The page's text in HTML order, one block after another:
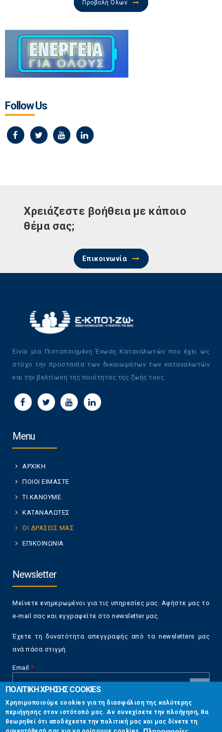
Προβολή Όλων
Follow Us
Χρειάζεστε βοήθεια με κάποιο
θέμα σας;
Επικοινωνία
Είναι μία Πιστοποιημένη Ένωση Καταναλωτών που έχει ως
στόχο την προστασία των δικαιωμάτων των καταναλωτών
και την βελτίωση της ποιότητας της ζωής τους.
Menu
ΑΡΧΙΚΗ
ΠΟΙΟΙ ΕΙΜΑΣΤΕ
ΤΙ ΚΑΝΟΥΜΕ
ΚΑΤΑΝΑΛΩΤΕΣ
ΟΙ ΔΡΑΣΕΙΣ ΜΑΣ
ΕΠΙΚΟΙΝΩΝΙΑ
Newsletter
Μείνετε ενημερωμένοι για τις υπηρεσίες μας. Αφήστε μας το
e-mail σας και εγγραφείτε στο newsletter μας.
Έχετε τη δυνατότητα απεγγραφής από τα newsletters μας
ανά πάσα στιγμή
Email *
CAPTCHA
This
question is
for testing
Επικοινωνία
ΠΟΛΙΤΙΚΗ ΧΡΗΣΗΣ COOKIES
Χρησιμοποιούμε cookies για τη διασφάλιση της καλύτερης
περιήγησης στον ιστότοπό μας. Αν συνεχίσετε την πλοήγηση, θα
θεωρηθεί ότι αποδέχεστε την πολιτική μας και μας δίνετε τη